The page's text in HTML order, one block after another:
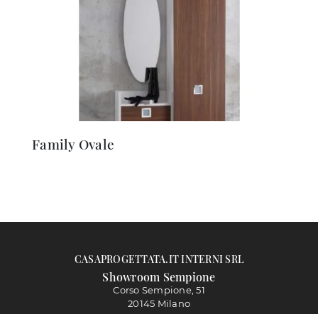
Family Ovale
CASAPROGETTATA.IT INTERNI SRL
Showroom Sempione
Corso Sempione, 51
20145 Milano